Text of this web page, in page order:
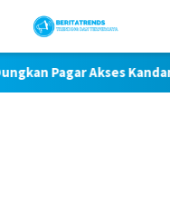
Akses Kandang Pakai